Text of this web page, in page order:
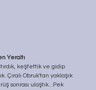
Yeraltı
keşfettik ve gidip
Çıralı Obruk'tan yaklaşık
sonrası ulaştık...Pek